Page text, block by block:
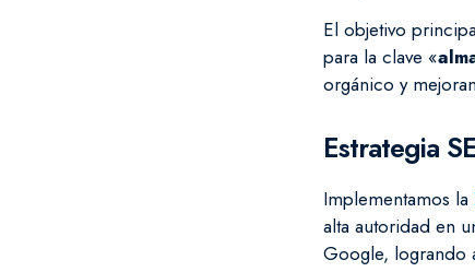
El objetivo
para la clave «
orgánico y
Estrategia
Implementamos la
alta autoridad en
Google, logrando